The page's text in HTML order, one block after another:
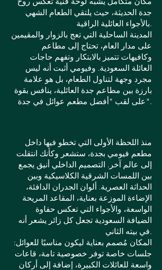
جدة الحديثة، حيث يلتقي الطعام الشهي
بالأجواء العائلية الراقية.
المدينة الساحلية التي تعج بالزوار والمقيمين
على مدار العام، تحتاج إلى مطاعم
وكافيهات تتميز بالابتكار وتفهم حاجات
العائلة السعودية. وفيومي أثبت أنه ليس
مجرد وجهة لتناول الطعام، بل هو علامة
بارزة بين مطاعم جدة العائلية، ينافس بقوة
على لقب "أفضل مطعم عوائل في جدة".
منذ اللحظة الأولى التي تخطو فيها داخل
مطعم فيومي بجدة، ستشعر وكأنك انتقلت
إلى عالم آخر. التصميم الداخلي أنيق يجمع
بين اللمسات الشرقية الكلاسيكية وبين
الحداثة العصرية. ألوان الجدران الدافئة،
الإضاءة الموزعة بعناية، المقاعد المريحة
الواسعة، والأجواء التي تعكس حفاوة
الضيافة السعودية تجعل كل زائر يشعر أنه
في بيته الثاني.
المكان مُصمم بعناية ليكون مناسبًا للعوائل:
جلسات خاصة توفر خصوصية تامة، قاعات
واسعة للعائلات الكبيرة، إضافة إلى أركان